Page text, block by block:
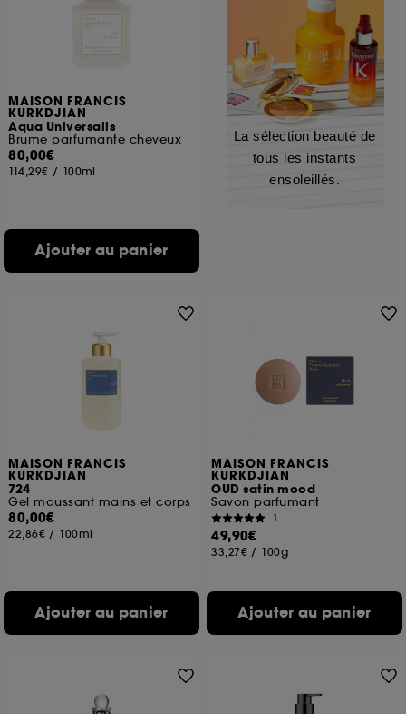
MAISON FRANCIS
KURKDJIAN
Aqua Universalis
Brume parfumante cheveux
80,00€
114,29€ / 100ml
Ajouter au panier
La sélection beauté de
tous les instants
ensoleillés.
MAISON FRANCIS
KURKDJIAN
724
Gel moussant mains et corps
80,00€
22,86€ / 100ml
Ajouter au panier
MAISON FRANCIS
KURKDJIAN
OUD satin mood
Savon parfumant
1
49,90€
33,27€ / 100g
Ajouter au panier